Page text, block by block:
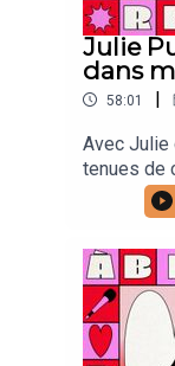
Julie
dans
58:01 |
Avec Julie
tenues de
toi :Laura
direction
animation
vidéoLou
Carrour :